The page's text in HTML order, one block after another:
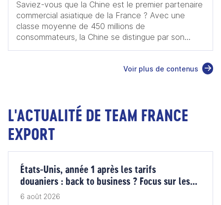
Saviez-vous que la Chine est le premier partenaire
commercial asiatique de la France ? Avec une
classe moyenne de 450 millions de
consommateurs, la Chine se distingue par son
innovation, se positionnant ainsi comme un acteur
numérique et les énergies renouvelables.
environnement, ville durable, santé, et services
aux entreprises. Nos entreprises françaises,
reconnues pour leur savoir-faire et leur créativité,
a vocation de vous accompagner dans la
compréhension du marché chinois et vous fournira
témoignages d'entrepreneurs et d'experts
Voir plus de contenus
L'ACTUALITÉ DE TEAM FRANCE
EXPORT
États-Unis, année 1 après les tarifs
douaniers : back to business ? Focus sur les
vins et les produits alimentaires
6 août 2026